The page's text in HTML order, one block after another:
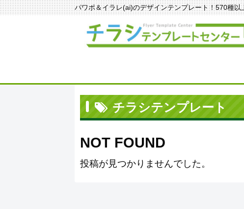
パワポ＆イラレ(ai)のデザインテンプレート！570種
チラシテンプレート
NOT FOUND
投稿が見つかりませんでした。